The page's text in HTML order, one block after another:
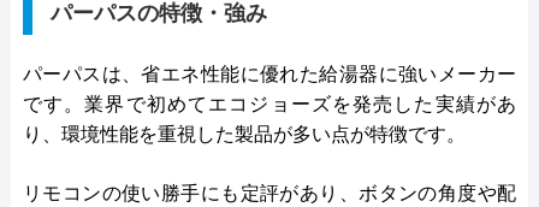
パーパスの特徴・強み
パーパスは、省エネ性能に優れた給湯器に強いメーカー
です。業界で初めてエコジョーズを発売した実績があ
り、環境性能を重視した製品が多い点が特徴です。
リモコンの使い勝手にも定評があり、ボタンの角度や配